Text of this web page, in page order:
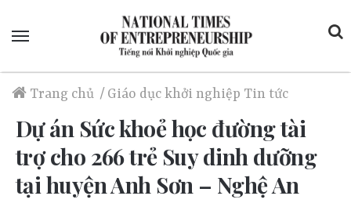
Trang chủ / Giáo dục khởi nghiệp Tin tức
Dự án Sức khoẻ học đường tài
trợ cho 266 trẻ Suy dinh dưỡng
tại huyện Anh Sơn – Nghệ An